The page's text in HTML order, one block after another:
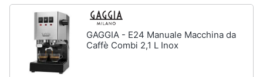
e
musica
Clima
Lavatrice
Lavatrice
frontale
Lavasciuga
GAGGIA - E24 Manuale Macchina da
Caffè Combi 2,1 L Inox